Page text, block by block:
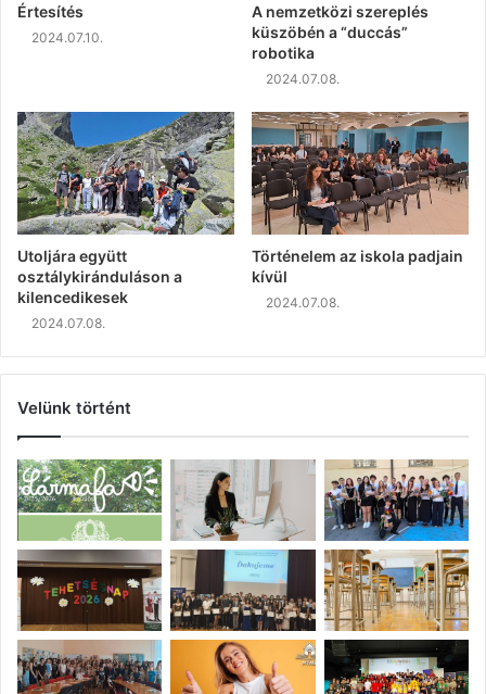
Értesítés
2024.07.10.
A nemzetközi szereplés
küszöbén a “duccás”
robotika
2024.07.08.
Utoljára együtt
osztálykiránduláson a
kilencedikesek
2024.07.08.
Történelem az iskola padjain
kívül
2024.07.08.
Velünk történt